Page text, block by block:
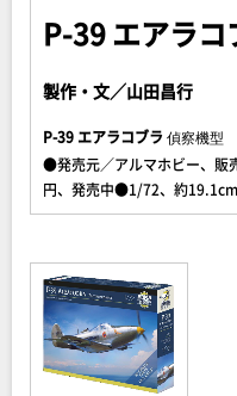
P-39 エアラコ
製作・文／山田昌行
P-39 エアラコブラ 偵察機型
●発売元／アルマホビー、販
円、発売中●1/72、約